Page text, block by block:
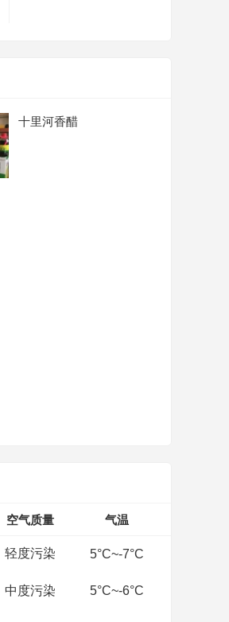
十里河香醋
空气质量 气温
轻度污染 5°C~-7°C
中度污染 5°C~-6°C